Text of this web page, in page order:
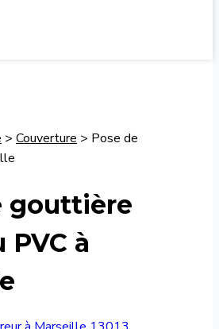
> Couverture > Pose de
gouttière
à